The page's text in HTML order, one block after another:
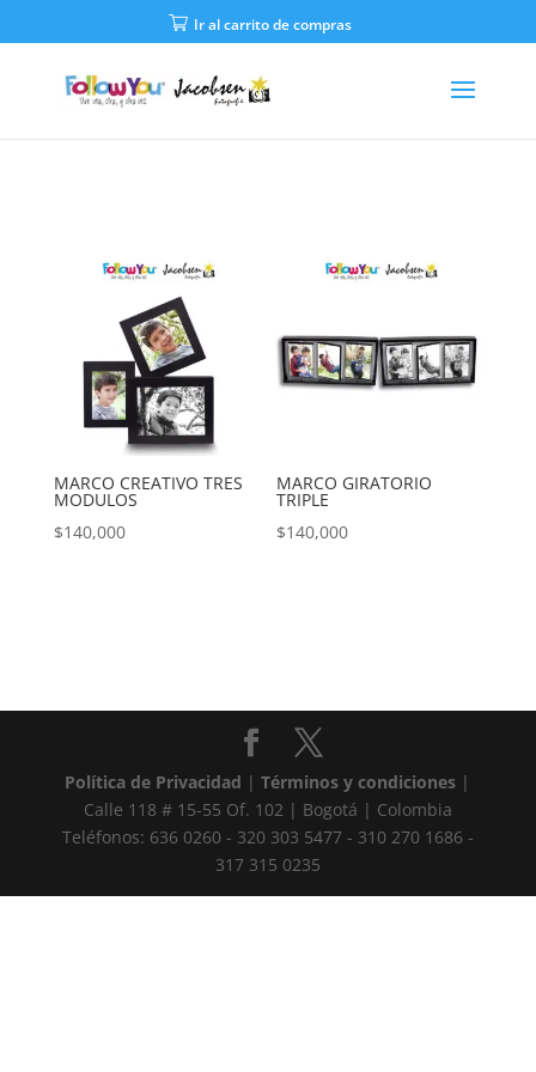
Ir al carrito de compras
MARCO CREATIVO TRES
MODULOS
$140,000
MARCO GIRATORIO
TRIPLE
$140,000
Política de Privacidad |Términos y condiciones |
Calle 118 # 15-55 Of. 102 | Bogotá | Colombia
Teléfonos: 636 0260 - 320 303 5477 - 310 270 1686 -
317 315 0235